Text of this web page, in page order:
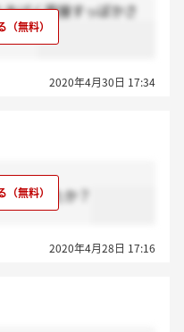
げく面接すっぽかさ
。。
2020年4月30日 17:34
きましたか？
2020年4月28日 17:16